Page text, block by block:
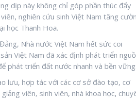
dịp này không chỉ góp phần thúc đẩy
nghiên cứu sinh Việt Nam tăng
học Thanh Hoa.
Nhà nước Việt Nam hết sức coi
Việt Nam đã xác định phát triển
phát triển đất nước nhanh và bền
lưu, hợp tác với các cơ sở đào tạo, cơ
viên, sinh viên, nhà khoa học,